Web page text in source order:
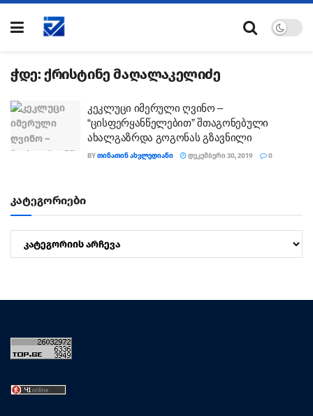
ჭდე:ქრისტინე მაღალაკელიძე
კეკლუცი იმერული ღვინო –
“ცისფერყანწელებით” შთაგონებული
ახალგაზრდა გოგონას გზავნილი
BYᲗᲘᲜᲐᲗᲘᲜ ᲐᲮᲕᲚᲔᲓᲘᲐᲜᲘ ᲓᲔᲙᲔᲛᲑᲔᲠᲘ 30, 2019 0
კატეგორიები